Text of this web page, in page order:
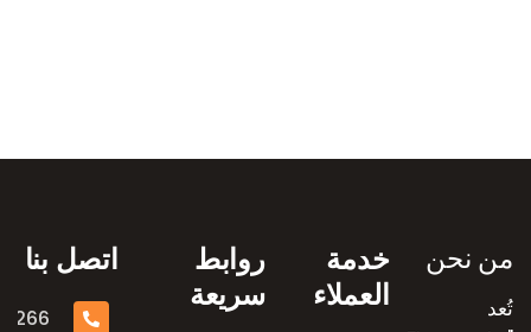
من نحن
تُعد
خدمة
العملاء
روابط
سريعة
اتصل بنا